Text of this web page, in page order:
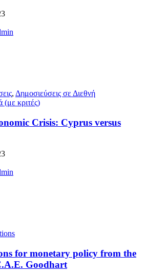
, Δημοσιεύσεις σε Διεθνή
(με κριτές)
Crisis: Cyprus versus
for monetary policy from the
Goodhart